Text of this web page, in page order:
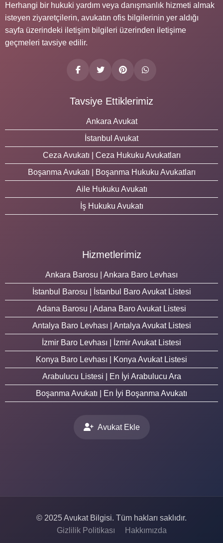
Herhangi bir hukuki yardım veya danışmanlık hizmeti almak
isteyen ziyaretçilerin, avukatın ofis bilgilerinin yer aldığı
sayfa üzerindeki iletişim bilgileri üzerinden iletişime
geçmeleri tavsiye edilir.
Tavsiye Ettiklerimiz
Ankara Avukat
İstanbul Avukat
Ceza Avukatı | Ceza Hukuku Avukatları
Boşanma Avukatı | Boşanma Hukuku Avukatları
Aile Hukuku Avukatı
İş Hukuku Avukatı
Hizmetlerimiz
Ankara Barosu | Ankara Baro Levhası
İstanbul Barosu | İstanbul Baro Avukat Listesi
Adana Barosu | Adana Baro Avukat Listesi
Antalya Baro Levhası | Antalya Avukat Listesi
İzmir Baro Levhası | İzmir Avukat Listesi
Konya Baro Levhası | Konya Avukat Listesi
Arabulucu Listesi | En İyi Arabulucu Ara
Boşanma Avukatı | En İyi Boşanma Avukatı
Avukat Ekle
© 2025 Avukat Bilgisi. Tüm hakları saklıdır.
Gizlilik Politikası
Hakkımızda